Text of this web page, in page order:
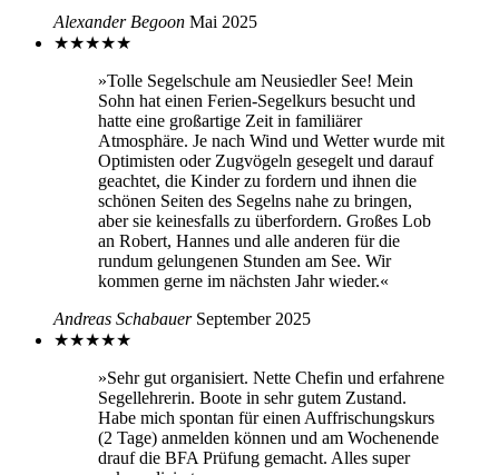
Alexander Begoon Mai 2025
★★★★★
»Tolle Segelschule am Neusiedler See! Mein
Sohn hat einen Ferien-Segelkurs besucht und
hatte eine großartige Zeit in familiärer
Atmosphäre. Je nach Wind und Wetter wurde mit
Optimisten oder Zugvögeln gesegelt und darauf
geachtet, die Kinder zu fordern und ihnen die
schönen Seiten des Segelns nahe zu bringen,
aber sie keinesfalls zu überfordern. Großes Lob
an Robert, Hannes und alle anderen für die
rundum gelungenen Stunden am See. Wir
kommen gerne im nächsten Jahr wieder.«
Andreas Schabauer September 2025
★★★★★
»Sehr gut organisiert. Nette Chefin und erfahrene
Segellehrerin. Boote in sehr gutem Zustand.
Habe mich spontan für einen Auffrischungskurs
(2 Tage) anmelden können und am Wochenende
drauf die BFA Prüfung gemacht. Alles super